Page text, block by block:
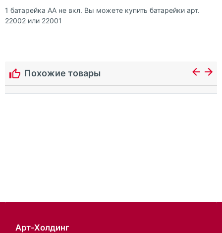
1 батарейка АА не вкл. Вы можете купить батарейки арт.
22002 или 22001
Похожие товары
Арт-Холдинг